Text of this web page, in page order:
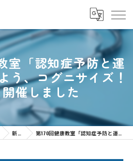
室「認知症予防と運
う、コグニサイズ！
催しました
新着情報 第170回健康教室「認知症予防と運動 -やってみよう、コグニサイズ!-」を開催しました